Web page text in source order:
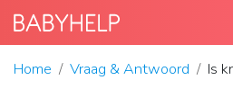
Home Vraag & Antwoord Is